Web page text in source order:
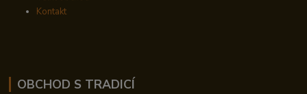
Kontakt
OBCHOD S TRADICÍ